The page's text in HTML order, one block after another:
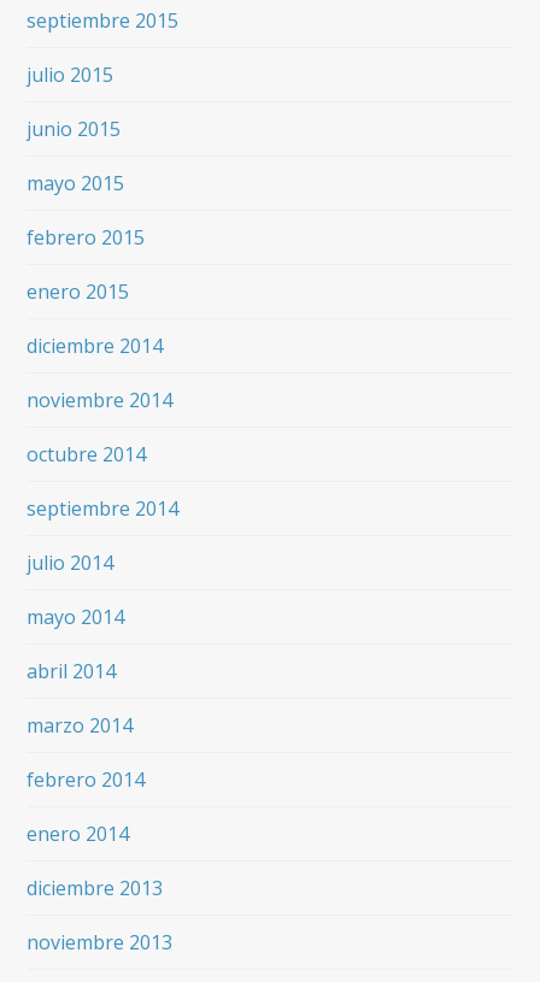
septiembre 2015
julio 2015
junio 2015
mayo 2015
febrero 2015
enero 2015
diciembre 2014
noviembre 2014
octubre 2014
septiembre 2014
julio 2014
mayo 2014
abril 2014
marzo 2014
febrero 2014
enero 2014
diciembre 2013
noviembre 2013